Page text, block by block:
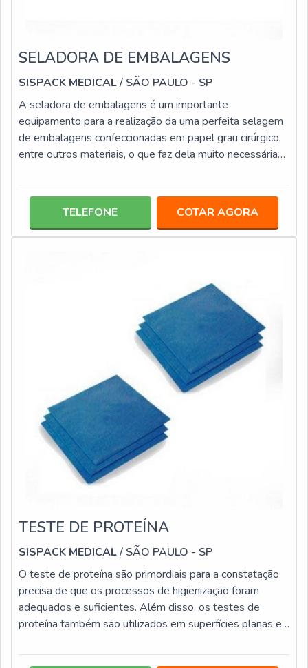
SELADORA DE EMBALAGENS
SISPACK MEDICAL/ SÃO PAULO - SP
A seladora de embalagens é um importante
equipamento para a realização da uma perfeita selagem
de embalagens confeccionadas em papel grau cirúrgico,
entre outros materiais, o que faz dela muito necessária
outros.Informações importantes sobre esses produtos
modelos de seladoras de embalagens. A seguir, estão
lista com alguns dor principais modelos delas: Seladora
TELEFONE COTAR AGORA
TESTE DE PROTEÍNA
SISPACK MEDICAL/ SÃO PAULO - SP
O teste de proteína são primordiais para a constatação
precisa de que os processos de higienização foram
adequados e suficientes. Além disso, os testes de
proteína também são utilizados em superfícies planas e
como automatizada. Este tipo de teste é aplicado em